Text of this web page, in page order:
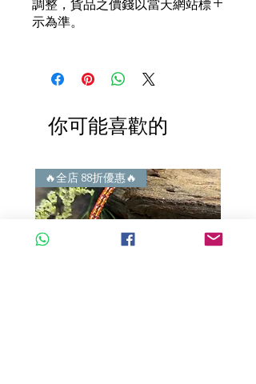
i) 所有已鑲玉器珠寶丶玉鐲丶擺件皆 奉
送 [香港翡翠鑑証書]
i) 成色足。冇鍍金！冇包金！冇假金！
3) 顧客所花費一分一毫全部都是珠寶本
i) 無佣金！無租金！無買手費！真真正
正行內批發價。
謝絕紙上談兵。
調整，貨品之價錢以當天網站標
示為準。
你可能喜歡的
🔥全店 88折優惠🔥